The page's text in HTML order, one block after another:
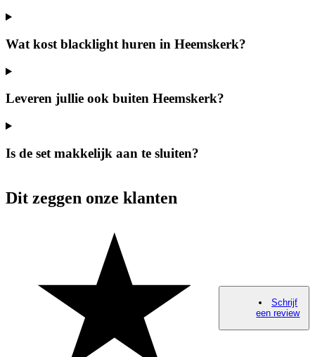
Wat kost blacklight huren in Heemskerk?
Leveren jullie ook buiten Heemskerk?
Is de set makkelijk aan te sluiten?
Dit zeggen onze klanten
Schrijf
een review